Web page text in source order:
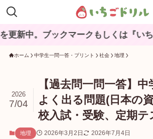
ックマークもしくは『いちごドリル』
ホーム 中学生一問一答・プリント 社会 地理
【過去問一問一答】
よく出る問題(日本の
校入試・受験、定期テ
2026
7/04
地理 2026年3月2日 2026年7月4日